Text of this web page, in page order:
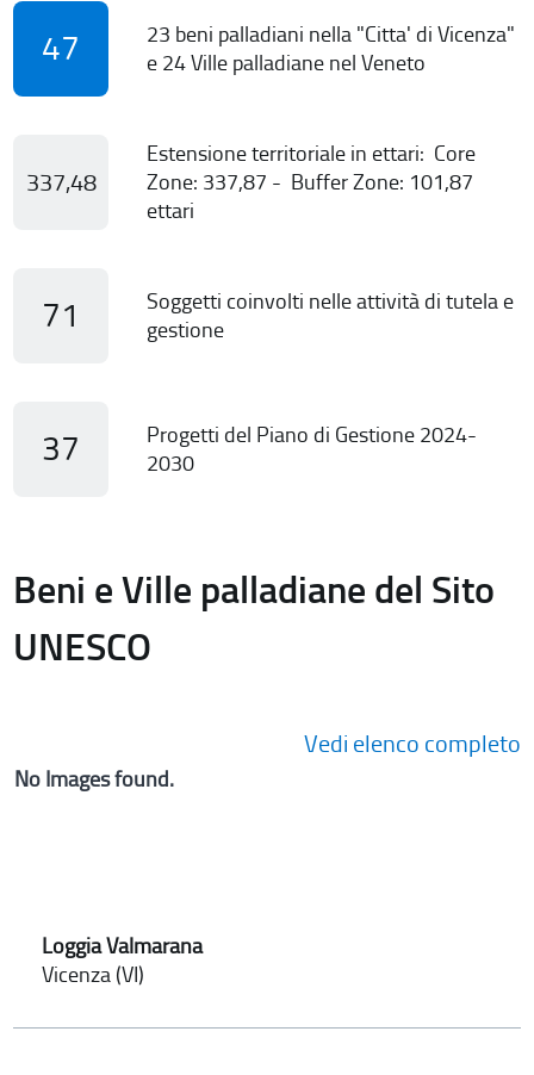
47
23 beni palladiani nella "Citta' di Vicenza"
e 24 Ville palladiane nel Veneto
337,48
Estensione territoriale in ettari: Core
Zone: 337,87 - Buffer Zone: 101,87
ettari
71
Soggetti coinvolti nelle attività di tutela e
gestione
37
Progetti del Piano di Gestione 2024-
2030
Beni e Ville palladiane del Sito
UNESCO
Vedi elenco completo
No Images found.
Loggia Valmarana
Vicenza (VI)